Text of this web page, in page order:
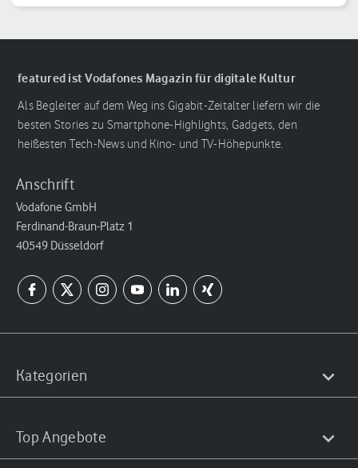
featured ist Vodafones Magazin für digitale Kultur
Als Begleiter auf dem Weg ins Gigabit-Zeitalter liefern wir die
besten Stories zu Smartphone-Highlights, Gadgets, den
heißesten Tech-News und Kino- und TV-Höhepunkte.
Anschrift
Vodafone GmbH
Ferdinand-Braun-Platz 1
40549 Düsseldorf
Kategorien
Top Angebote